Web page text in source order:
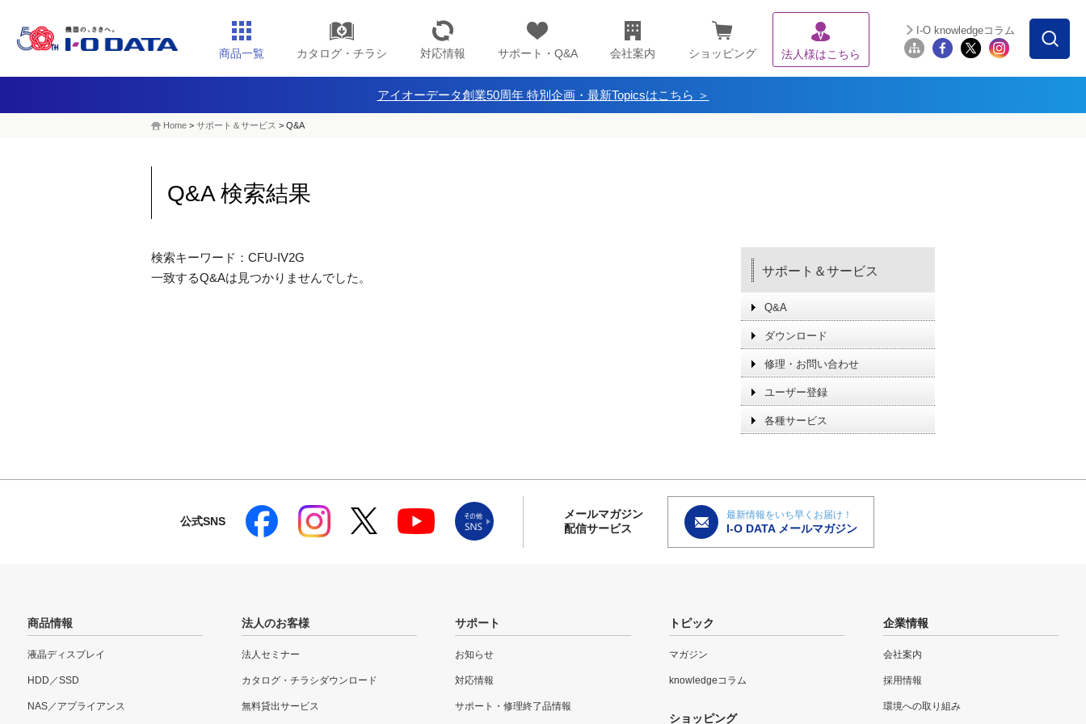
商品一覧 カタログ・チラシ 対応情報 サポート・Q&A 会社案内 ショッピング 法人様はこちら
I-O knowledgeコラム
アイオーデータ創業50周年 特別企画・最新Topicsはこちら ＞
Home > サポート＆サービス > Q&A
Q&A 検索結果
検索キーワード：CFU-IV2G
一致するQ&Aは見つかりませんでした。
サポート＆サービス
Q&A
ダウンロード
修理・お問い合わせ
ユーザー登録
各種サービス
公式SNS
メールマガジン
配信サービス
最新情報をいち早くお届け！
I-O DATA メールマガジン
商品情報
液晶ディスプレイ
HDD／SSD
NAS／アプライアンス
法人のお客様
法人セミナー
カタログ・チラシダウンロード
無料貸出サービス
サポート
お知らせ
対応情報
サポート・修理終了品情報
トピック
マガジン
knowledgeコラム
ショッピング
企業情報
会社案内
採用情報
環境への取り組み